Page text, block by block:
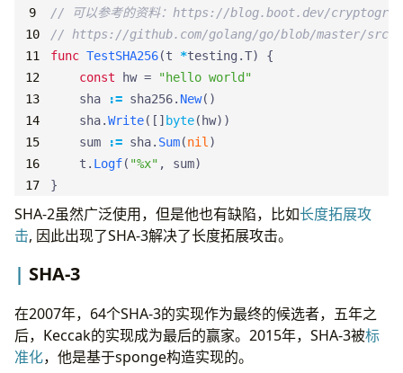
// 可以参考的资料：https://blog.boot.dev/
// https://github.com/golang/go/blob/master/src/
func TestSHA256(t *testing .T)
{
const
hw =
"hello world"
sha
:= sha256. New()
sha.Write([] byte( hw))
sum
:= sha. Sum(nil)
t . Logf( "%x" , sum)
}
SHA-2虽然广泛使用，但是他也有缺陷，比如长度拓展攻
击, 因此出现了SHA-3解决了长度拓展攻击。
SHA-3
在2007年，64个SHA-3的实现作为最终的候选者，五年之
后，Keccak的实现成为最后的赢家。2015年，SHA-3被标
准化，他是基于sponge构造实现的。